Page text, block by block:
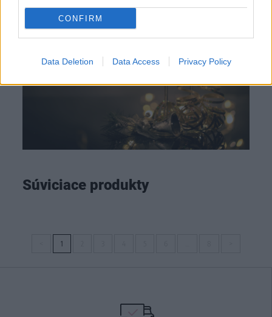
CONFIRM
Data Deletion Data Access Privacy Policy
Súviciace produkty
1